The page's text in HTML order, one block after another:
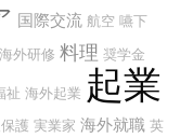
国際交流 航空 嚥下
海外研修 料理 奨学金
祉 海外起業 起業
護 実業家 海外就職 英